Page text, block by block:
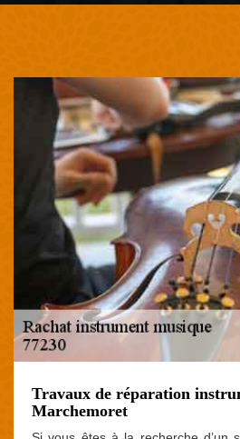
Travaux de réparation
Marchemoret